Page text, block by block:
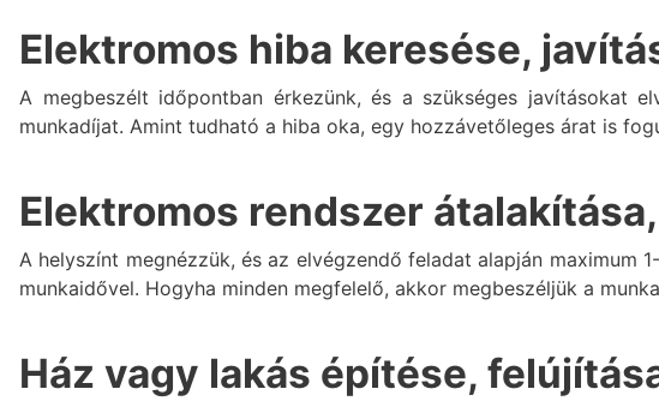
Elektromos hiba keresése,
A megbeszélt időpontban érkezünk, és a szükséges javításokat
munkadíjat. Amint tudható a hiba oka, egy hozzávetőleges árat is
Elektromos rendszer
A helyszínt megnézzük, és az elvégzendő feladat alapján maximum
munkaidővel. Hogyha minden megfelelő, akkor megbeszéljük a
Ház vagy lakás építése,